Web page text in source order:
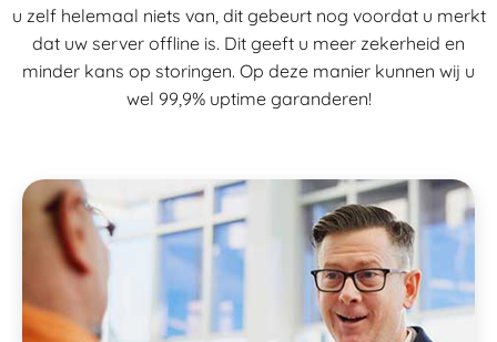
u zelf helemaal niets van, dit gebeurt nog voordat u merkt
dat uw server offline is. Dit geeft u meer zekerheid en
minder kans op storingen. Op deze manier kunnen wij u
wel 99,9% uptime garanderen!